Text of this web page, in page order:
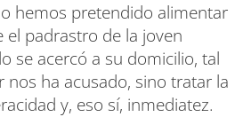
hemos pretendido alimentar
padrastro de la joven
se acercó a su domicilio, tal
nos ha acusado, sino tratar la
y, eso sí, inmediatez.